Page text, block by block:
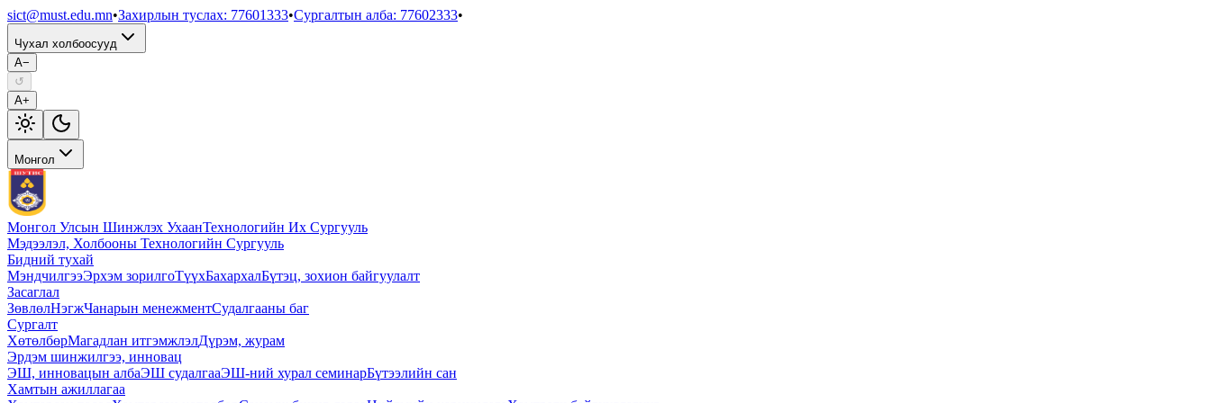
sict@must.edu.mn•Захирлын туслах: 77601333•Сургалтын алба: 77602333•
Чухал холбоосууд
A−
↺
A+
Монгол
Монгол Улсын Шинжлэх УхаанТехнологийн Их Сургууль
Мэдээлэл, Холбооны Технологийн Сургууль
Бидний тухай
МэндчилгээЭрхэм зорилгоТүүхБахархалБүтэц, зохион байгуулалт
Засаглал
ЗөвлөлНэгжЧанарын менежментСудалгааны баг
Сургалт
ХөтөлбөрМагадлан итгэмжлэлДүрэм, журам
Эрдэм шинжилгээ, инновац
ЭШ, инновацын албаЭШ судалгааЭШ-ний хурал семинарБүтээлийн сан
Хамтын ажиллагаа